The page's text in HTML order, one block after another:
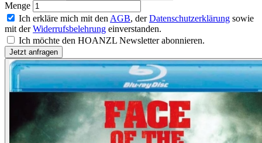
Menge
Ich erkläre mich mit den AGB, derDatenschutzerklärung sowie
mit derWiderrufsbelehrung einverstanden.
Ich möchte den HOANZL Newsletter abonnieren.